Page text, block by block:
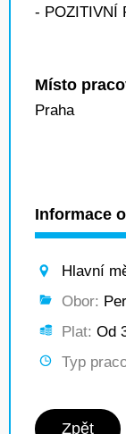
- POZITIVNÍ
Místo
Praha
Informace
Hlavní
Obor:
Plat: Od
Typ
Zpět